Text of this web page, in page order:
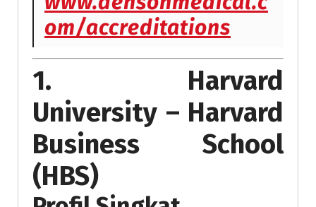
om/accreditations
1. Harvard
University – Harvard
Business School
(HBS)